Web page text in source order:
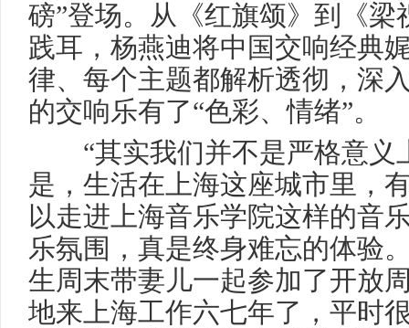
磅”登场。从《红旗颂》到《梁
践耳，杨燕迪将中国交响经典
律、每个主题都解析透彻，深
的交响乐有了“色彩、情绪”。
“其实我们并不是严格意义
是，生活在上海这座城市里，
以走进上海音乐学院这样的音
乐氛围，真是终身难忘的体验
生周末带妻儿一起参加了开放
地来上海工作六七年了，平时